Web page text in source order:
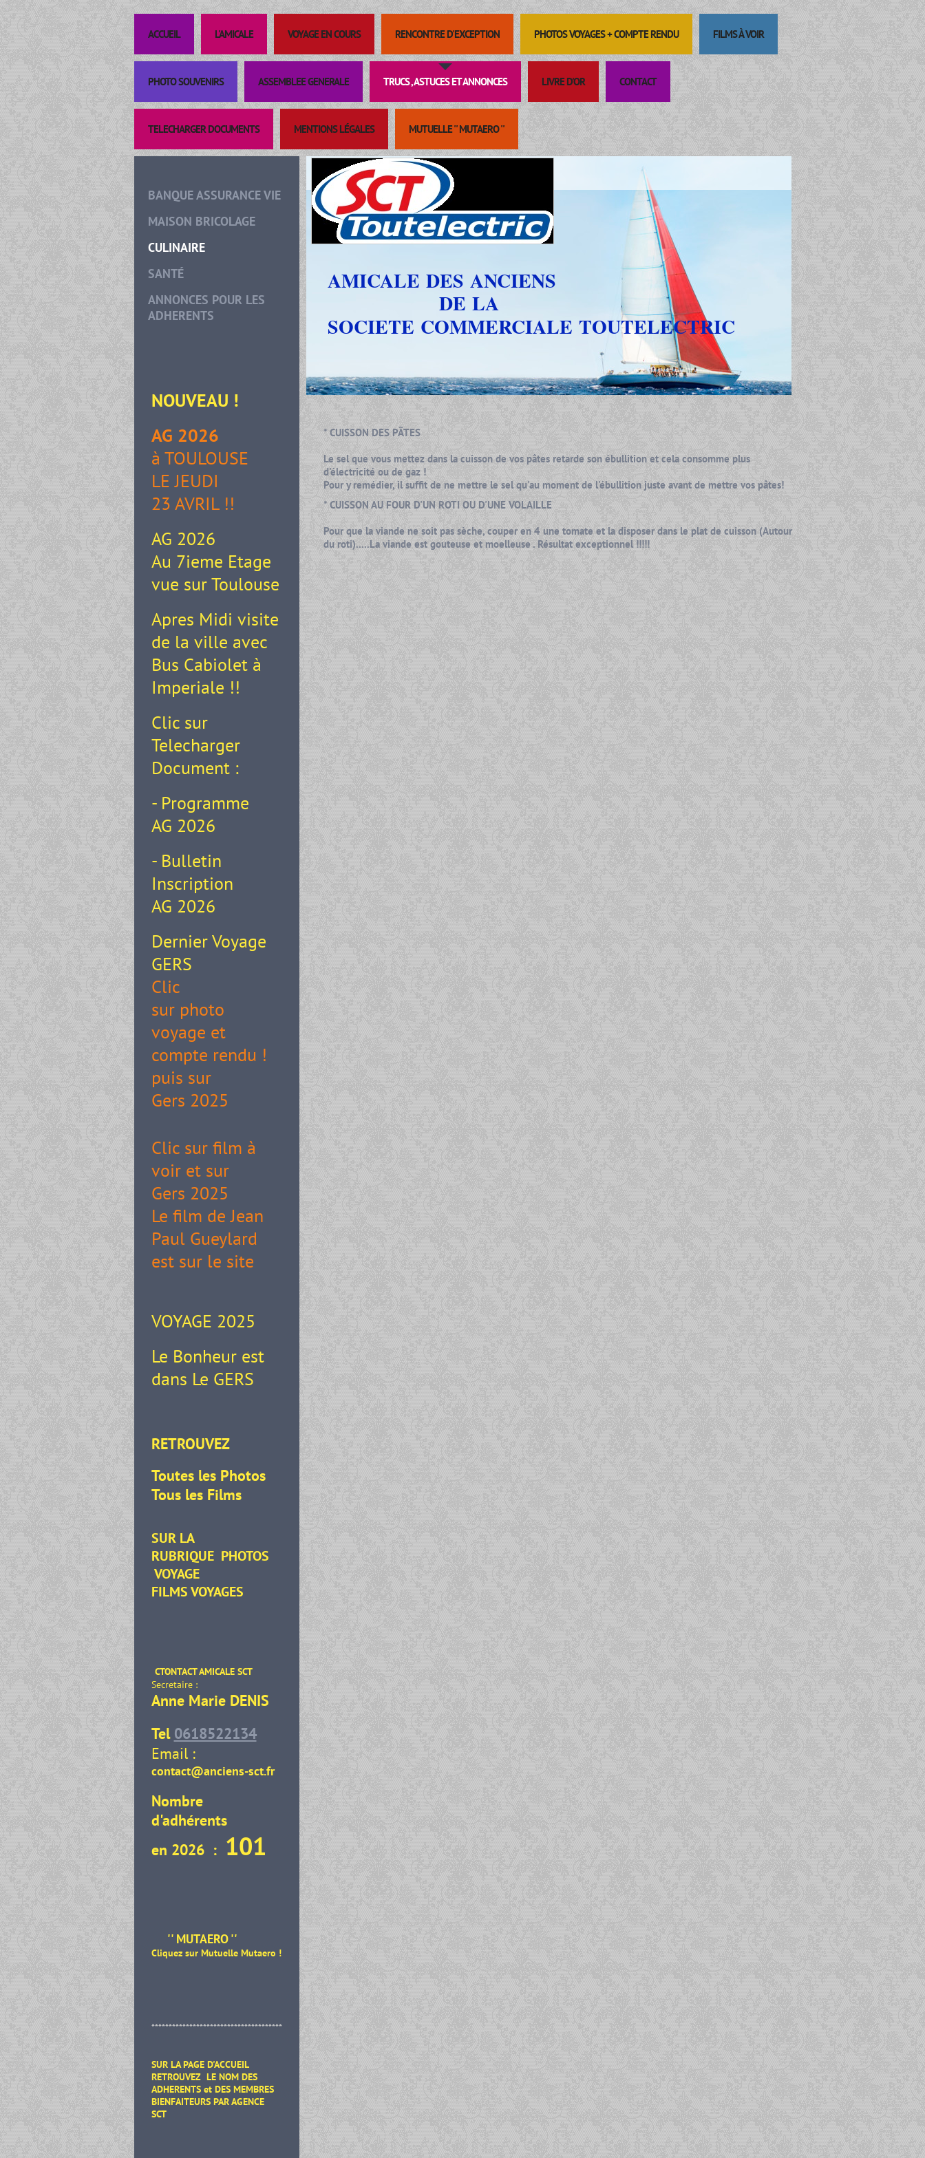
ACCUEIL L'AMICALE VOYAGE EN COURS RENCONTRE D'EXCEPTION PHOTOS VOYAGES + COMPTE RENDU FILMS À VOIR
PHOTO SOUVENIRS ASSEMBLEE GENERALE TRUCS , ASTUCES ET ANNONCES LIVRE D'OR CONTACT
TELECHARGER DOCUMENTS MENTIONS LÉGALES MUTUELLE '' MUTAERO ''
BANQUE ASSURANCE VIE
MAISON BRICOLAGE
CULINAIRE
SANTÉ
ANNONCES POUR LES
ADHERENTS
NOUVEAU !
AG 2026
à TOULOUSE
LE JEUDI
23 AVRIL !!
AG 2026
Au 7ieme Etage
vue sur Toulouse
Apres Midi visite
de la ville avec
Bus Cabiolet à
Imperiale !!
Clic sur
Telecharger
Document :
- Programme
AG 2026
- Bulletin
Inscription
AG 2026
Dernier Voyage
GERS
Clic
sur photo
voyage et
compte rendu !
puis sur
Gers 2025
Clic sur film à
voir et sur
Gers 2025
Le film de Jean
Paul Gueylard
est sur le site
VOYAGE 2025
Le Bonheur est
dans Le GERS
RETROUVEZ
Toutes les Photos
Tous les Films
SUR LA
RUBRIQUE PHOTOS
VOYAGE
FILMS VOYAGES
CTONTACT AMICALE SCT
Secretaire :
Anne Marie DENIS
Tel 0618522134
Email :
contact@anciens-sct.fr
Nombre
d'adhérents
en 2026 : 101
'' MUTAERO ''
Cliquez sur Mutuelle Mutaero !
**************************************
SUR LA PAGE D'ACCUEIL
RETROUVEZ LE NOM DES
ADHERENTS et DES MEMBRES
BIENFAITEURS PAR AGENCE
SCT
AMICALE DES ANCIENS
DE LA
SOCIETE COMMERCIALE TOUTELECTRIC
* CUISSON DES PÂTES
Le sel que vous mettez dans la cuisson de vos pâtes retarde son ébullition et cela consomme plus
d'électricité ou de gaz !
Pour y remédier, il suffit de ne mettre le sel qu'au moment de l'ébullition juste avant de mettre vos pâtes!
* CUISSON AU FOUR D'UN ROTI OU D'UNE VOLAILLE
Pour que la viande ne soit pas sèche, couper en 4 une tomate et la disposer dans le plat de cuisson (Autour
du roti).....La viande est gouteuse et moelleuse . Résultat exceptionnel !!!!!